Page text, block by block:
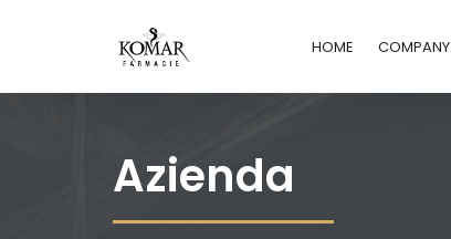
HOME COMPANY
Azienda